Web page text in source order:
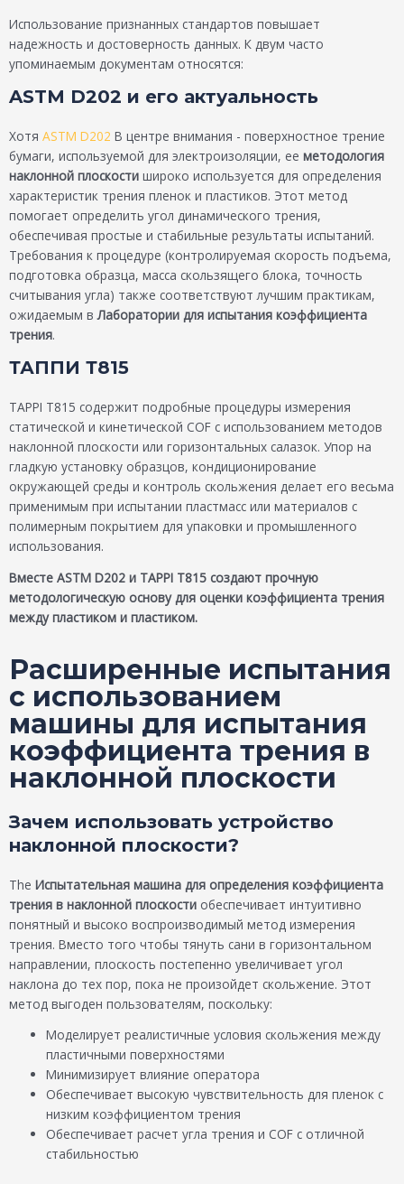
Использование признанных стандартов повышает
надежность и достоверность данных. К двум часто
упоминаемым документам относятся:
ASTM D202 и его актуальность
Хотя ASTM D202 В центре внимания - поверхностное трение
бумаги, используемой для электроизоляции, ее методология
наклонной плоскости широко используется для определения
характеристик трения пленок и пластиков. Этот метод
помогает определить угол динамического трения,
обеспечивая простые и стабильные результаты испытаний.
Требования к процедуре (контролируемая скорость подъема,
подготовка образца, масса скользящего блока, точность
считывания угла) также соответствуют лучшим практикам,
ожидаемым вЛаборатории для испытания коэффициента
трения.
ТАППИ Т815
TAPPI T815 содержит подробные процедуры измерения
статической и кинетической COF с использованием методов
наклонной плоскости или горизонтальных салазок. Упор на
гладкую установку образцов, кондиционирование
окружающей среды и контроль скольжения делает его весьма
применимым при испытании пластмасс или материалов с
полимерным покрытием для упаковки и промышленного
использования.
Вместе ASTM D202 и TAPPI T815 создают прочную
методологическую основу для оценки коэффициента трения
между пластиком и пластиком.
Расширенные испытания
с использованием
машины для испытания
коэффициента трения в
наклонной плоскости
Зачем использовать устройство
наклонной плоскости?
The Испытательная машина для определения коэффициента
трения в наклонной плоскости обеспечивает интуитивно
понятный и высоко воспроизводимый метод измерения
трения. Вместо того чтобы тянуть сани в горизонтальном
направлении, плоскость постепенно увеличивает угол
наклона до тех пор, пока не произойдет скольжение. Этот
метод выгоден пользователям, поскольку:
Моделирует реалистичные условия скольжения между
пластичными поверхностями
Минимизирует влияние оператора
Обеспечивает высокую чувствительность для пленок с
низким коэффициентом трения
Обеспечивает расчет угла трения и COF с отличной
стабильностью